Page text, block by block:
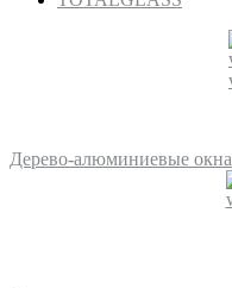
Дерево-алюминиевые окна